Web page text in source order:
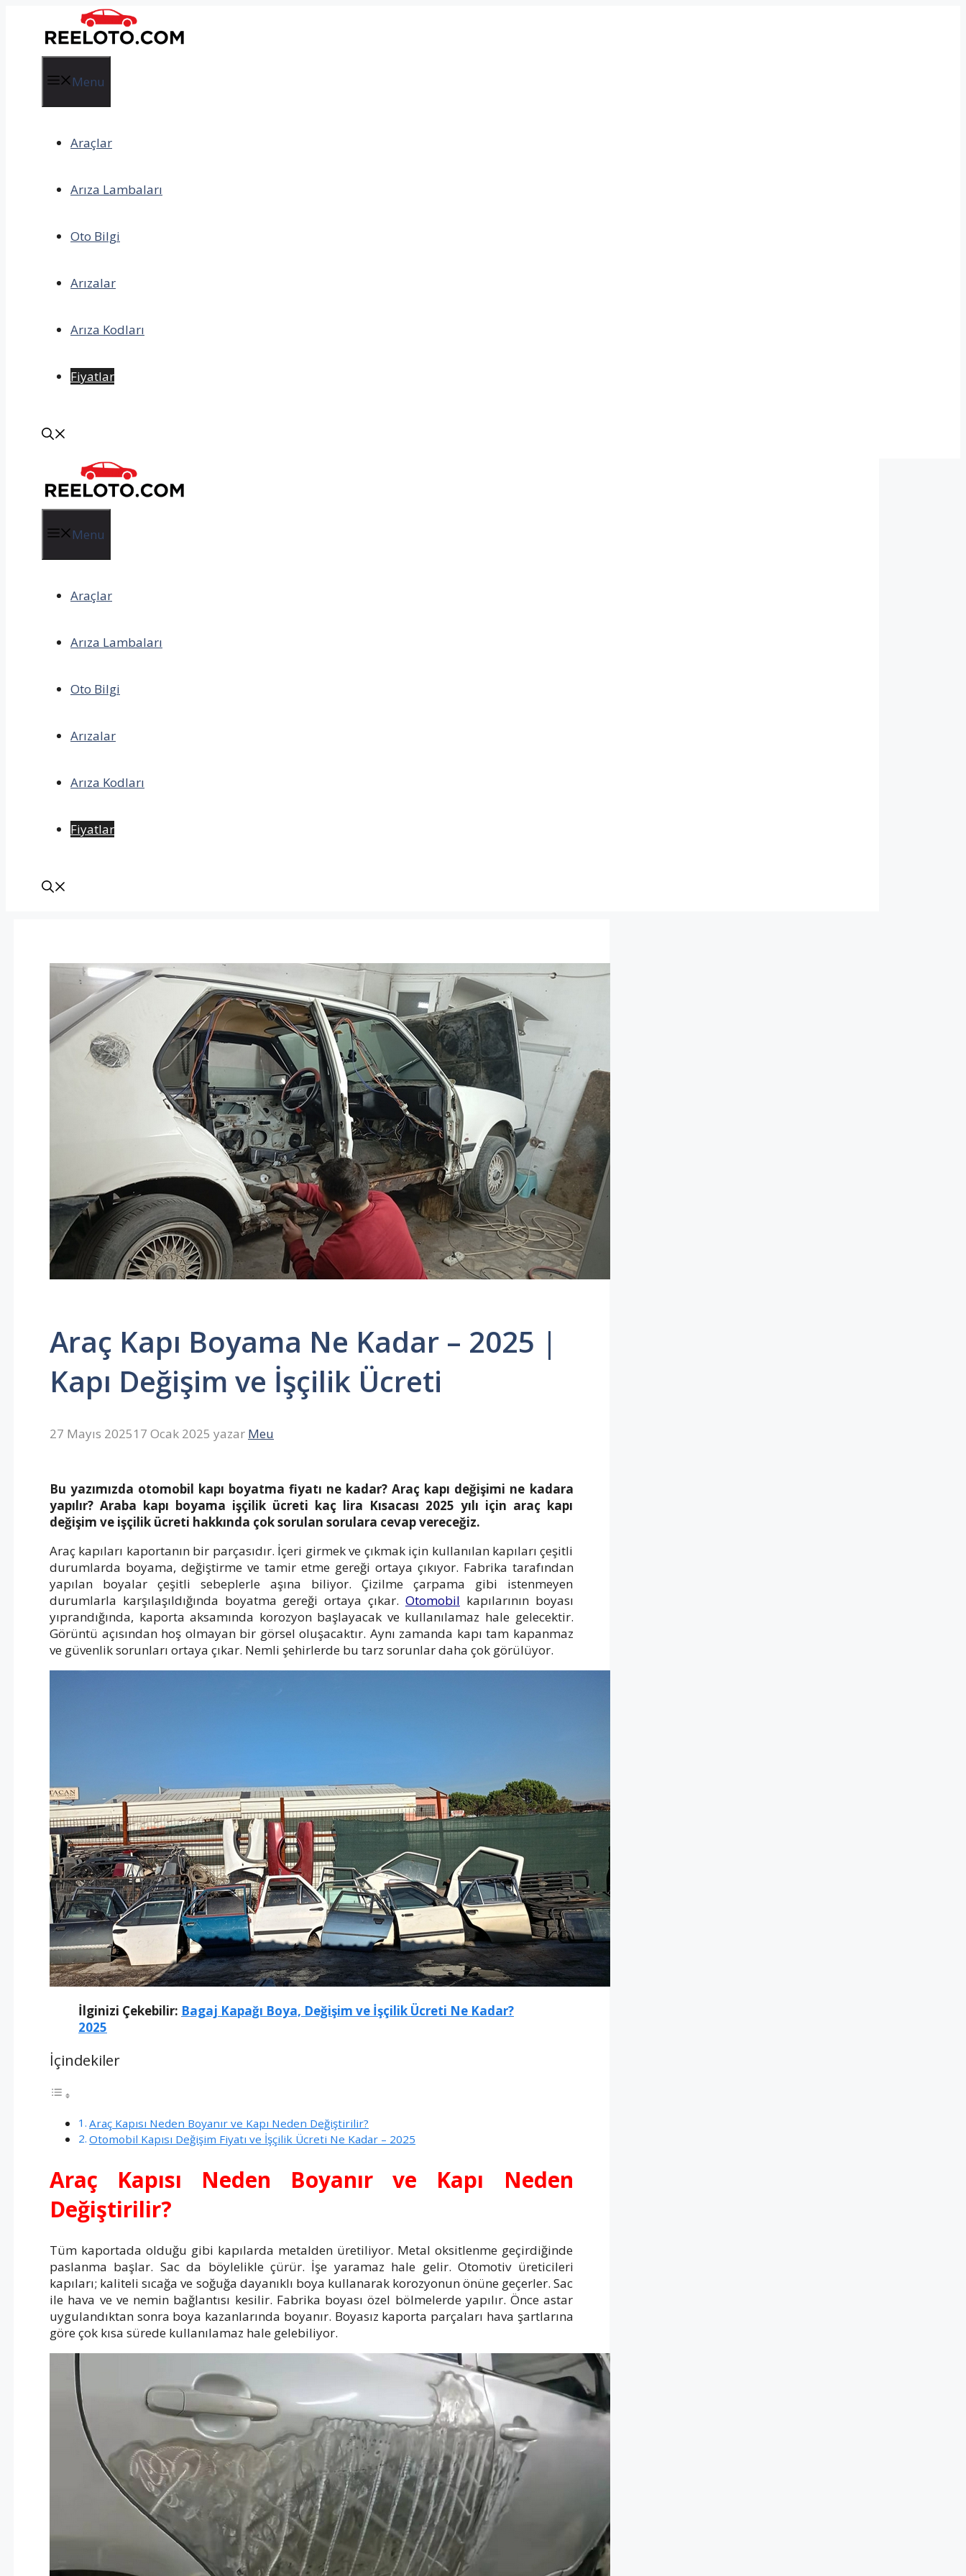
Menu
Araçlar
Arıza Lambaları
Oto Bilgi
Arızalar
Arıza Kodları
Fiyatlar
Menu
Araçlar
Arıza Lambaları
Oto Bilgi
Arızalar
Arıza Kodları
Fiyatlar
Araç Kapı Boyama Ne Kadar – 2025 |
Kapı Değişim ve İşçilik Ücreti
27 Mayıs 202517 Ocak 2025 yazar Meu
Bu yazımızda otomobil kapı boyatma fiyatı ne kadar? Araç kapı değişimi ne kadara
yapılır? Araba kapı boyama işçilik ücreti kaç lira Kısacası 2025 yılı için araç kapı
değişim ve işçilik ücreti hakkında çok sorulan sorulara cevap vereceğiz.
Araç kapıları kaportanın bir parçasıdır. İçeri girmek ve çıkmak için kullanılan kapıları çeşitli
durumlarda boyama, değiştirme ve tamir etme gereği ortaya çıkıyor. Fabrika tarafından
yapılan boyalar çeşitli sebeplerle aşına biliyor. Çizilme çarpama gibi istenmeyen
durumlarla karşılaşıldığında boyatma gereği ortaya çıkar. Otomobil kapılarının boyası
yıprandığında, kaporta aksamında korozyon başlayacak ve kullanılamaz hale gelecektir.
Görüntü açısından hoş olmayan bir görsel oluşacaktır. Aynı zamanda kapı tam kapanmaz
ve güvenlik sorunları ortaya çıkar. Nemli şehirlerde bu tarz sorunlar daha çok görülüyor.
İlginizi Çekebilir: Bagaj Kapağı Boya, Değişim ve İşçilik Ücreti Ne Kadar?
2025
İçindekiler
Araç Kapısı Neden Boyanır ve Kapı Neden Değiştirilir?
Otomobil Kapısı Değişim Fiyatı ve İşçilik Ücreti Ne Kadar – 2025
Araç Kapısı Neden Boyanır ve Kapı Neden
Değiştirilir?
Tüm kaportada olduğu gibi kapılarda metalden üretiliyor. Metal oksitlenme geçirdiğinde
paslanma başlar. Sac da böylelikle çürür. İşe yaramaz hale gelir. Otomotiv üreticileri
kapıları; kaliteli sıcağa ve soğuğa dayanıklı boya kullanarak korozyonun önüne geçerler. Sac
ile hava ve ve nemin bağlantısı kesilir. Fabrika boyası özel bölmelerde yapılır. Önce astar
uygulandıktan sonra boya kazanlarında boyanır. Boyasız kaporta parçaları hava şartlarına
göre çok kısa sürede kullanılamaz hale gelebiliyor.